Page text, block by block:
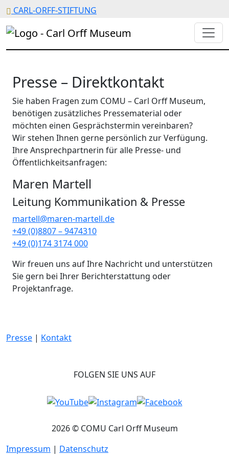
CARL-ORFF-STIFTUNG
Presse – Direktkontakt
Sie haben Fragen zum COMU – Carl Orff Museum,
benötigen zusätzliches Pressematerial oder
möchten einen Gesprächstermin vereinbaren?
Wir stehen Ihnen gerne persönlich zur Verfügung.
Ihre Ansprechpartnerin für alle Presse- und
Öffentlichkeitsanfragen:
Maren Martell
Leitung Kommunikation & Presse
martell@maren-martell.de
+49 (0)8807 – 9474310
+49 (0)174 3174 000
Wir freuen uns auf Ihre Nachricht und unterstützen
Sie gern bei Ihrer Berichterstattung oder
Projektanfrage.
Presse | Kontakt
FOLGEN SIE UNS AUF
2026 © COMU Carl Orff Museum
Impressum | Datenschutz